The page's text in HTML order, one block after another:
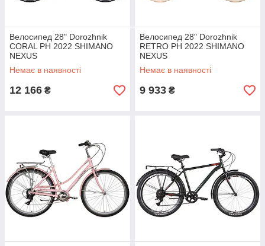
Велосипед 28" Dorozhnik
CORAL PH 2022 SHIMANO
NEXUS
Немає в наявності
12 166 ₴
Велосипед 28" Dorozhnik
RETRO PH 2022 SHIMANO
NEXUS
Немає в наявності
9 933 ₴